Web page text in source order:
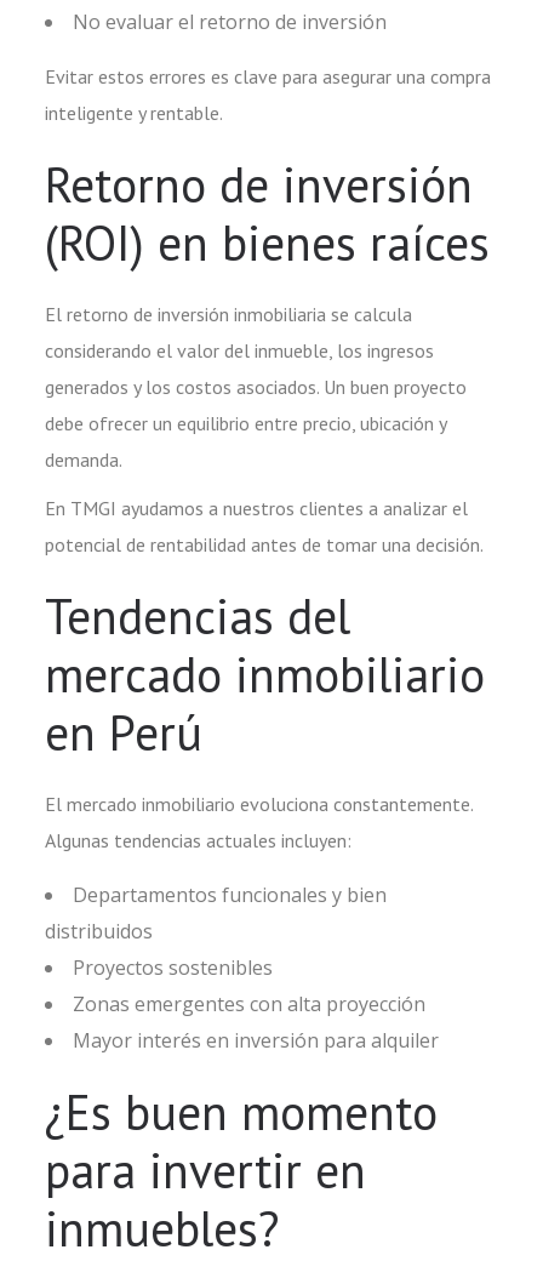
No evaluar el retorno de inversión
Evitar estos errores es clave para asegurar una compra
inteligente y rentable.
Retorno de inversión
(ROI) en bienes raíces
El retorno de inversión inmobiliaria se calcula
considerando el valor del inmueble, los ingresos
generados y los costos asociados. Un buen proyecto
debe ofrecer un equilibrio entre precio, ubicación y
demanda.
En TMGI ayudamos a nuestros clientes a analizar el
potencial de rentabilidad antes de tomar una decisión.
Tendencias del
mercado inmobiliario
en Perú
El mercado inmobiliario evoluciona constantemente.
Algunas tendencias actuales incluyen:
Departamentos funcionales y bien
distribuidos
Proyectos sostenibles
Zonas emergentes con alta proyección
Mayor interés en inversión para alquiler
¿Es buen momento
para invertir en
inmuebles?